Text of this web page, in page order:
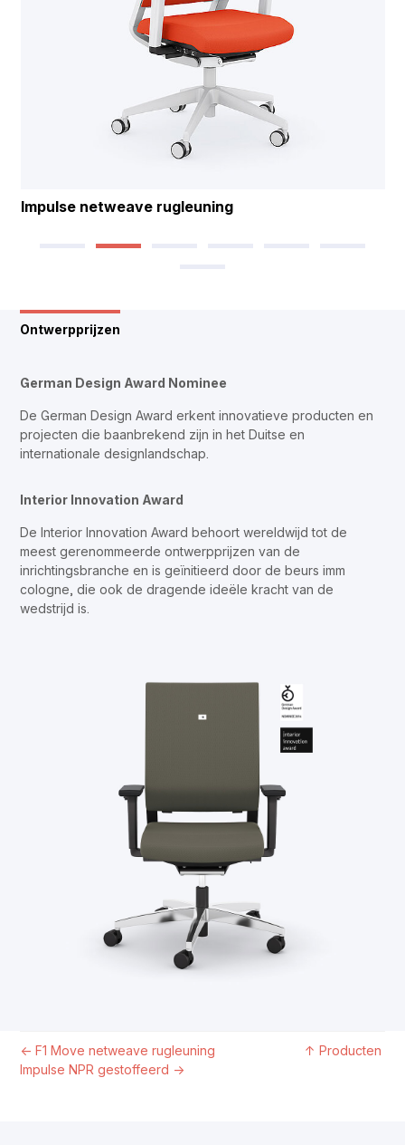
Impulse netweave rugleuning
Ontwerpprijzen
German Design Award Nominee
De German Design Award erkent innovatieve producten en
projecten die baanbrekend zijn in het Duitse en
internationale designlandschap.
Interior Innovation Award
De Interior Innovation Award behoort wereldwijd tot de
meest gerenommeerde ontwerpprijzen van de
inrichtingsbranche en is geïnitieerd door de beurs imm
cologne, die ook de dragende ideële kracht van de
wedstrijd is.
←F1 Move netweave rugleuning ↑ Producten
Impulse NPR gestoffeerd →